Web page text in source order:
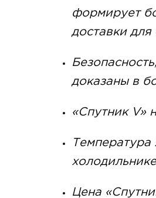
формирует
доставки
доказаны в
«Спутник V»
Температура
Цена